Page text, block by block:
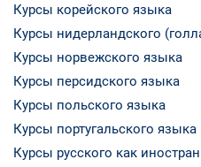
Курсы корейского языка
Курсы нидерландского
Курсы норвежского языка
Курсы персидского языка
Курсы польского языка
Курсы португальского языка
Курсы русского как